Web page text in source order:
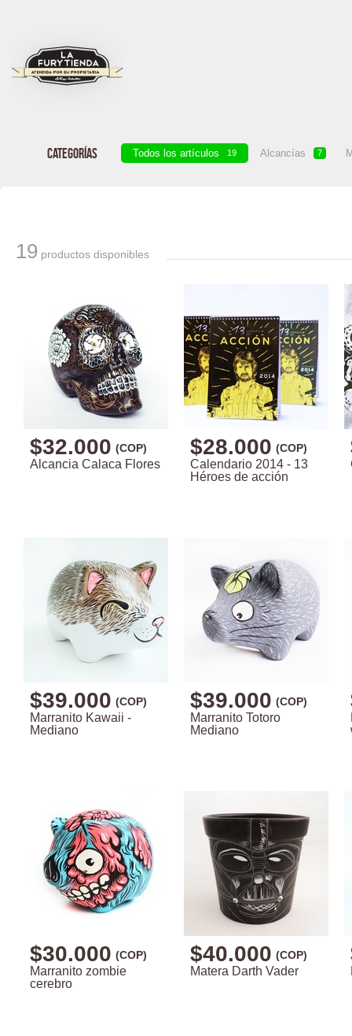
CATEGORÍAS Todos los artículos 19 Alcancías 7
19 productos disponibles
$32.000(COP)
Alcancia Calaca Flores
$28.000(COP)
Calendario 2014 - 13
Héroes de acción
$39.000(COP)
Marranito Kawaii -
Mediano
$39.000(COP)
Marranito Totoro
Mediano
$30.000(COP)
Marranito zombie
cerebro
$40.000(COP)
Matera Darth Vader